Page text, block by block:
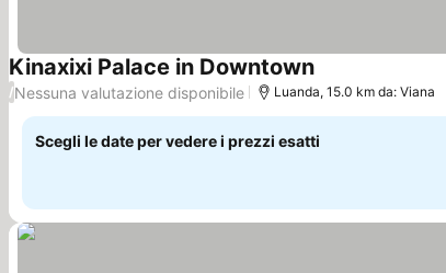
Kinaxixi Palace in DowntownScopri i prezzi
/Nessuna valutazione disponibile Luanda, 15.0 km da: Viana
Scegli le date per vedere i prezzi esatti